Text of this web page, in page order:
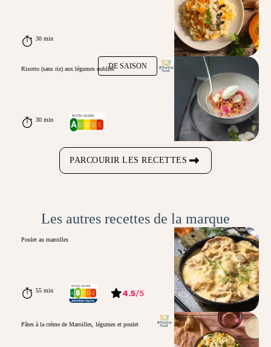
30 min
DE SAISON
Risotto (sans riz) aux légumes oubliés
30 min
PARCOURIR LES RECETTES
Les autres recettes de la marque
Poulet au maroilles
55 min 4.5/5
Pâtes à la crème de Maroilles, légumes et poulet